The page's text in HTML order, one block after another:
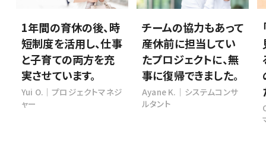
1年間の育休の後、時
短制度を活用し、仕事
と子育ての両方を充
実させています。
Yui O.｜プロジェクトマネジ
ャー
チームの協力もあって
産休前に担当してい
たプロジェクトに、無
事に復帰できました。
Ayane K.｜システムコンサ
ルタント